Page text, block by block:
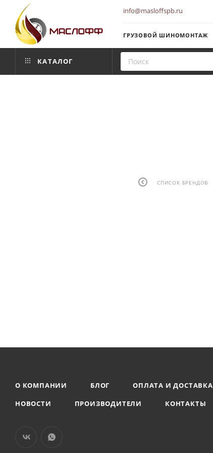
info@masloffspb.ru
ГРУЗОВОЙ ШИНОМОНТАЖ
КАТАЛОГ
СПИСОК БРЕНДОВ
О КОМПАНИИ БЛОГ
ОПЛАТА И ДОСТАВКА
НОВОСТИ
ПРОИЗВОДИТЕЛИ КОНТАКТЫ